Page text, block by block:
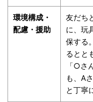
環境構成・
配慮・援助
友だち
に、玩
保する
るとと
「○さ
も、A
と丁寧